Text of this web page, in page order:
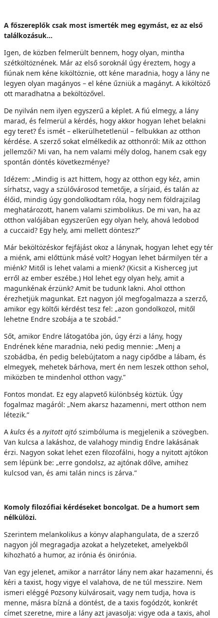
A főszereplők csak most ismerték meg egymást, ez az első
találkozásuk…
Igen, de közben felmerült bennem, hogy olyan, mintha
szétköltöznének. Már az első soroknál úgy éreztem, hogy a
fiúnak nem kéne kiköltöznie, ott kéne maradnia, hogy a lány ne
legyen olyan magányos – el kéne űzniük a magányt. A kiköltöző
ott maradhatna a beköltözővel.
De nyilván nem ilyen egyszerű a képlet. A fiú elmegy, a lány
marad, és felmerül a kérdés, hogy akkor hogyan lehet belakni
egy teret? És ismét – elkerülhetetlenül – felbukkan az otthon
kérdése. A szerző sokat elmélkedik az otthonról: Mik az otthon
jellemzői? Mi van, ha nem valami mély dolog, hanem csak egy
spontán döntés következménye?
Idézem: „Mindig is azt hittem, hogy az otthon egy kéz, amin
sírhatsz, vagy a szülővárosod temetője, a sírjaid, és talán az
élőid, mindig úgy gondolkodtam róla, hogy nem földrajzilag
meghatározott, hanem valami szimbolikus. De mi van, ha az
otthon valójában egyszerűen egy olyan hely, ahová ledobod
a cuccaid? Egy hely, ami mellett döntesz?”
Már beköltözéskor fejfájást okoz a lánynak, hogyan lehet egy tér
a miénk, ami előttünk másé volt? Hogyan lehet bármilyen tér a
miénk? Mitől is lehet valami a mienk? (Kicsit a Kisherceg jut
erről az ember eszébe.) Hol lehet egy olyan hely, amit a
magunkénak érzünk? Amit be tudunk lakni. Ahol otthon
érezhetjük magunkat. Ezt nagyon jól megfogalmazza a szerző,
amikor egy költői kérdést tesz fel: „azon gondolkozol, mitől
lehetne Endre szobája a te szobád.”
Sőt, amikor Endre látogatóba jön, úgy érzi a lány, hogy
Endrének kéne maradnia, neki pedig mennie: „Menj a
szobádba, én pedig belebújtatom a nagy cipődbe a lábam, és
elmegyek, mehetek bárhova, mert én nem leszek otthon sehol,
miközben te mindenhol otthon vagy.”
Fontos mondat. Ez egy alapvető különbség köztük. Úgy
fogalmaz magáról: „Nem akarsz hazamenni, mert otthon nem
létezik.”
A kulcs és a nyitott ajtó szimbóluma is megjelenik a szövegben.
Van kulcsa a lakáshoz, de valahogy mindig Endre lakásának
érzi. Nagyon sokat lehet ezen filozofálni, hogy a nyitott ajtókon
sem lépünk be: „erre gondolsz, az ajtónak dőlve, amihez
kulcsod van, és ami talán nincs is zárva.”
Komoly filozófiai kérdéseket boncolgat. De a humort sem
nélkülözi.
Szerintem melankolikus a könyv alaphangulata, de a szerző
nagyon jól megragadja azokat a helyzeteket, amelyekből
kihozható a humor, az irónia és önirónia.
Van egy jelenet, amikor a narrátor lány nem akar hazamenni, és
kéri a taxist, hogy vigye el valahova, de ne túl messzire. Nem
ismeri eléggé Pozsony külvárosait, vagy nem tudja, hova is
menne, másra bízná a döntést, de a taxis fogódzót, konkrét
címet szeretne, mire a lány azt javasolja: vigye oda a taxis, ahol